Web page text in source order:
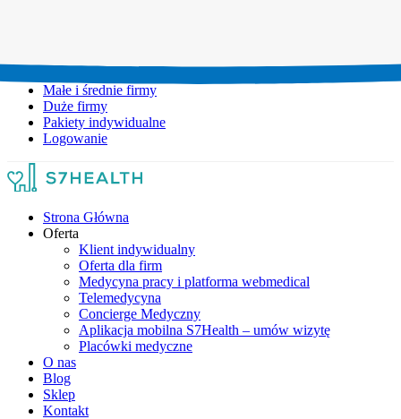
Małe i średnie firmy
Duże firmy
Pakiety indywidualne
Logowanie
Strona Główna
Oferta
Klient indywidualny
Oferta dla firm
Medycyna pracy i platforma webmedical
Telemedycyna
Concierge Medyczny
Aplikacja mobilna S7Health – umów wizytę
Placówki medyczne
O nas
Blog
Sklep
Kontakt